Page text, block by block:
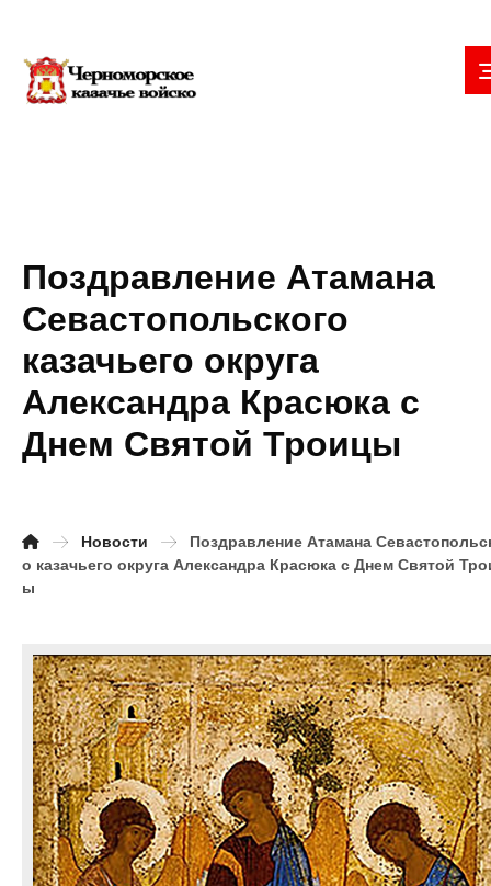
Поздравление Атамана
Севастопольского
казачьего округа
Александра Красюка с
Днем Святой Троицы
Новости
Поздравление Атамана
о казачьего округа Александра Красюка с Днем Святой
ы